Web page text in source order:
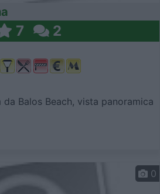
7 2
Balos Beach, vista panoramica
0